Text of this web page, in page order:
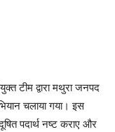
टीम द्वारा मथुरा जनपद
चलाया गया। इस
पदार्थ नष्ट कराए और